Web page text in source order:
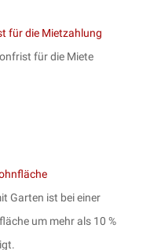
für die Mietzahlung
für die Miete
Garten ist bei einer
um mehr als 10 %